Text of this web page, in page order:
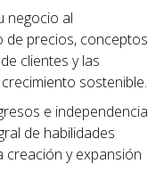
negocio al
de precios, conceptos
clientes y las
sostenible.
e independencia
de habilidades
creación y expansión